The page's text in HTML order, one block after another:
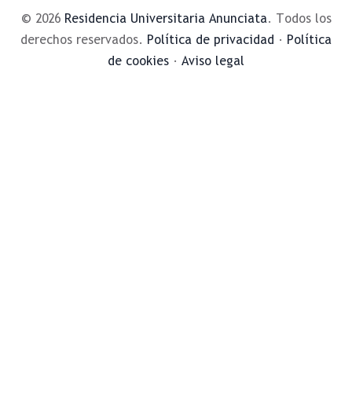
© 2026 Residencia Universitaria Anunciata. Todos los
derechos reservados. Política de privacidad · Política
de cookies · Aviso legal